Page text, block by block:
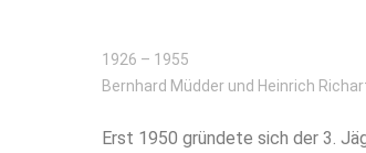
1926 – 1955
Bernhard Müdder und Heinrich
Erst 1950 gründete sich der 3.